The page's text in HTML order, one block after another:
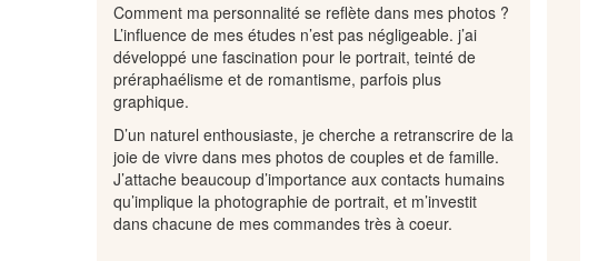
Comment ma personnalité se reflète dans mes photos ?
L’influence de mes études n’est pas négligeable. j’ai
développé une fascination pour le portrait, teinté de
préraphaélisme et de romantisme, parfois plus
graphique.
D’un naturel enthousiaste, je cherche a retranscrire de la
joie de vivre dans mes photos de couples et de famille.
J’attache beaucoup d’importance aux contacts humains
qu’implique la photographie de portrait, et m’investit
dans chacune de mes commandes très à coeur.